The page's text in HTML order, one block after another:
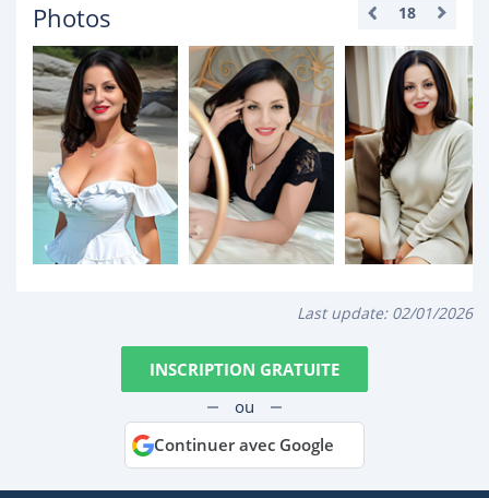
Photos 18
Last update: 02/01/2026
INSCRIPTION GRATUITE
ou
Continuer avec Google